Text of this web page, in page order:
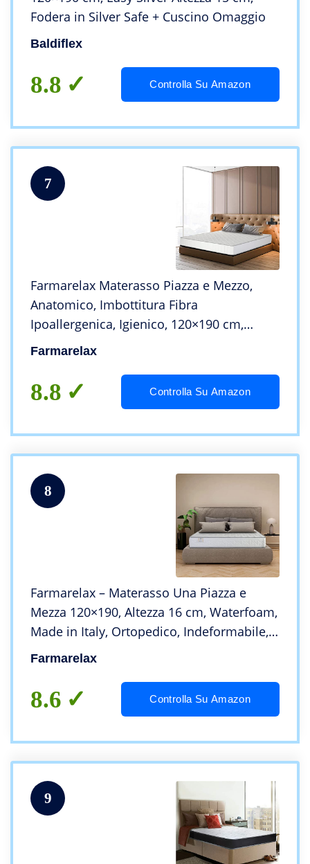
Fodera in Silver Safe + Cuscino Omaggio
Baldiflex
8.8 Controlla Su Amazon
7
Farmarelax Materasso Piazza e Mezzo,
Anatomico, Imbottitura Fibra
Ipoallergenica, Igienico, 120×190 cm,
Altezza 19 cm Reali, Spedito Sottovuoto
Farmarelax
8.8 Controlla Su Amazon
8
Farmarelax – Materasso Una Piazza e
Mezza 120×190, Altezza 16 cm, Waterfoam,
Made in Italy, Ortopedico, Indeformabile,
Anallergico e Antiacaro, Traspirante,
Farmarelax
8.6 Controlla Su Amazon
9